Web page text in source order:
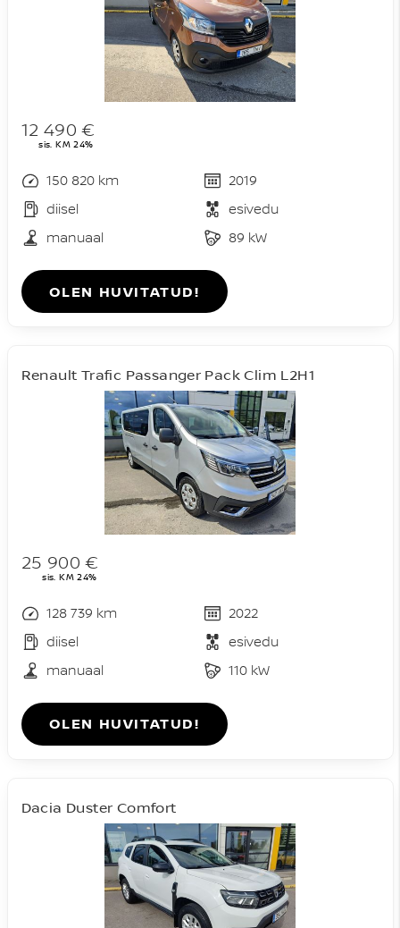
12 490 €
sis. KM 24%
150 820 km
2019
diisel
esivedu
manuaal
89 kW
OLEN HUVITATUD!
Renault Trafic Passanger Pack Clim L2H1
25 900 €
sis. KM 24%
128 739 km
2022
diisel
esivedu
manuaal
110 kW
OLEN HUVITATUD!
Dacia Duster Comfort